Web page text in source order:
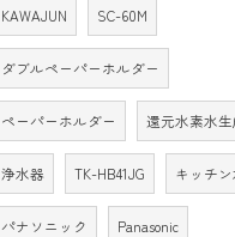
KAWAJUN SC-60M
ダブルペーパーホルダー
ペーパーホルダー 還元水素水
浄水器 TK-HB41JG キッチ
パナソニック Panasonic